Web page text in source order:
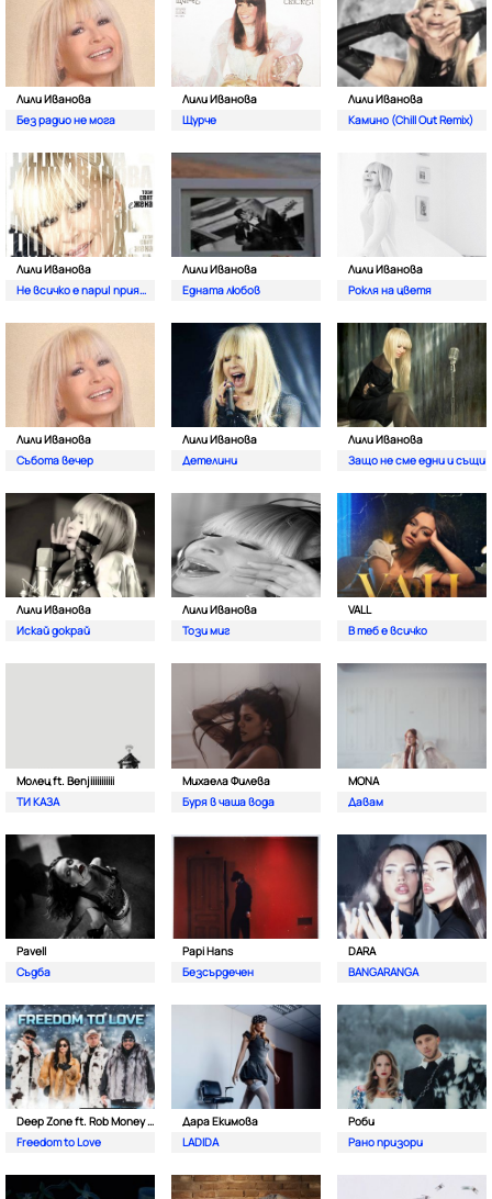
Лили Иванова
Без радио не мога
Лили Иванова
Щурче
Лили Иванова
Камино (Chill Out Remix)
Лили Иванова
Не всичко е пари| приятелю
Лили Иванова
Едната любов
Лили Иванова
Рокля на цветя
Лили Иванова
Събота вечер
Лили Иванова
Детелини
Лили Иванова
Защо не сме едни и същи
Лили Иванова
Искай докрай
Лили Иванова
Този миг
VALL
В теб е всичко
Молец ft. Benjiiiiiiiiiii
ТИ КАЗА
Михаела Филева
Буря в чаша вода
MONA
Давам
Pavell
Съдба
Papi Hans
Безсърдечен
DARA
BANGARANGA
Deep Zone ft. Rob Money (C-Block)
Freedom to Love
Дара Екимова
LADIDA
Роби
Рано призори